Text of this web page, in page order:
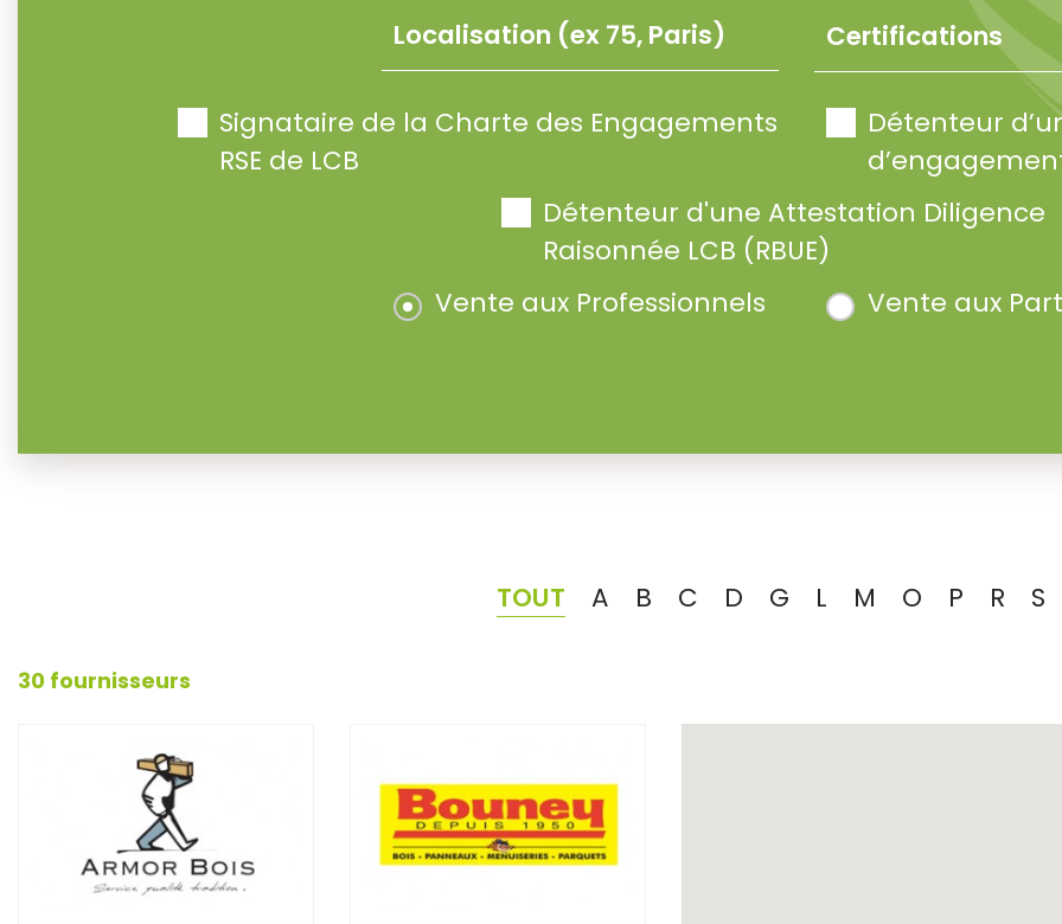
Certifications
Signataire de la Charte des Engagements
RSE de LCB
Détenteur
Détenteur d'une Attestation Diligence
Raisonnée LCB (RBUE)
Vente aux Professionnels
Vente aux
TOUT A B C D G L M O P R S
30 fournisseurs